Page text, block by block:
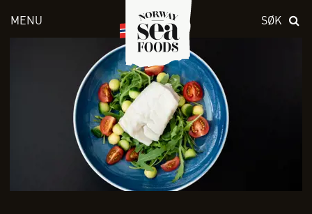
MENU SØK